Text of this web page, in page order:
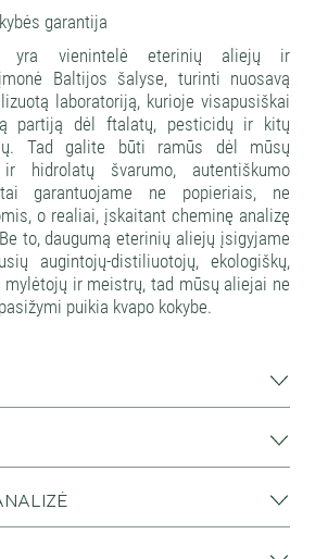
garantija
yra vienintelė eterinių aliejų ir
Baltijos šalyse, turinti nuosavą
laboratoriją, kurioje visapusiškai
partiją dėl ftalatų, pesticidų ir kitų
Tad galite būti ramūs dėl mūsų
hidrolatų švarumo, autentiškumo
garantuojame ne popieriais, ne
o realiai, įskaitant cheminę analizę
to, daugumą eterinių aliejų įsigyjame
augintojų-distiliuotojų, ekologiškų,
ir meistrų, tad mūsų aliejai ne
puikia kvapo kokybe.